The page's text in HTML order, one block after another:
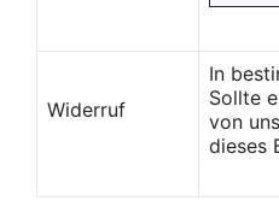
Widerruf
In
Sollte
von
dieses